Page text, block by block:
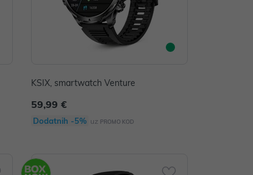
KSIX, smartwatch Venture
59,99 €
Dodatnih -5% uz PROMO KOD